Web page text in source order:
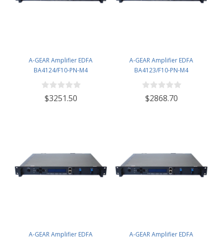
A-GEAR Amplifier EDFA
BA4124/F10-PN-M4
$3251.50
A-GEAR Amplifier EDFA
BA4123/F10-PN-M4
$2868.70
A-GEAR Amplifier EDFA
A-GEAR Amplifier EDFA